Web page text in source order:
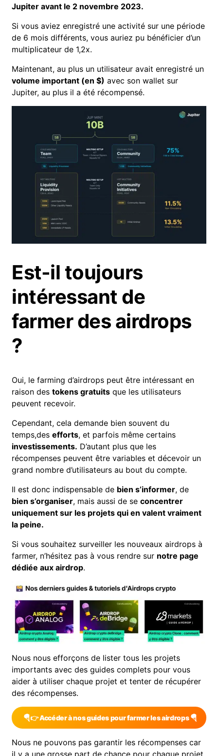
Jupiter avant le 2 novembre 2023.
Si vous aviez enregistré une activité sur une période
de 6 mois différents, vous auriez pu bénéficier d’un
multiplicateur de 1,2x.
Maintenant, au plus un utilisateur avait enregistré un
volume important (en $) avec son wallet sur
Jupiter, au plus il a été récompensé.
Est-il toujours
intéressant de
farmer des airdrops
?
Oui, le farming d’airdrops peut être intéressant en
raison des tokens gratuits que les utilisateurs
peuvent recevoir.
Cependant, cela demande bien souvent du
temps,des efforts, et parfois même certains
investissements. D’autant plus que les
récompenses peuvent être variables et décevoir un
grand nombre d’utilisateurs au bout du compte.
Il est donc indispensable de bien s’informer, de
bien s’organiser, mais aussi de se concentrer
uniquement sur les projets qui en valent vraiment
la peine.
Si vous souhaitez surveiller les nouveaux airdrops à
farmer, n’hésitez pas à vous rendre sur notre page
dédiée aux airdrop.
Nous nous efforçons de lister tous les projets
importants avec des guides complets pour vous
aider à utiliser chaque projet et tenter de récupérer
des récompenses.
🪂👉 Accéder à nos guides pour farmer les airdrops 🪂
Nous ne pouvons pas garantir les récompenses car
il y a une grosse part de chance pour chaque projet,